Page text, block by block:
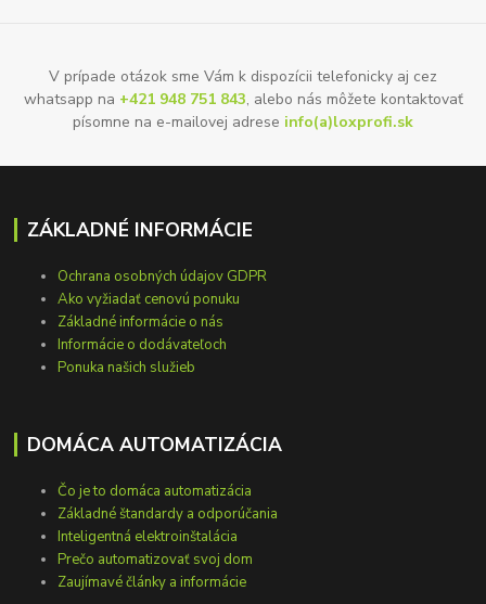
V prípade otázok sme Vám k dispozícii telefonicky aj cez
whatsapp na +421 948 751 843, alebo nás môžete kontaktovať
písomne na e-mailovej adrese info(a)loxprofi.sk
ZÁKLADNÉ INFORMÁCIE
Ochrana osobných údajov GDPR
Ako vyžiadať cenovú ponuku
Základné informácie o nás
Informácie o dodávateľoch
Ponuka našich služieb
DOMÁCA AUTOMATIZÁCIA
Čo je to domáca automatizácia
Základné štandardy a odporúčania
Inteligentná elektroinštalácia
Prečo automatizovať svoj dom
Zaujímavé články a informácie